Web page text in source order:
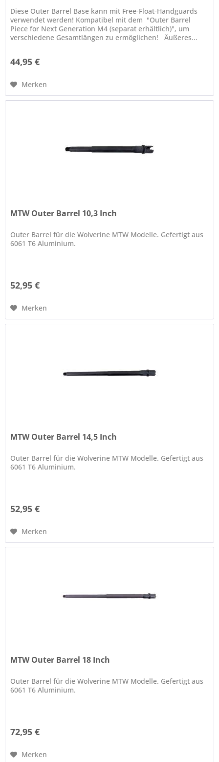
Diese Outer Barrel Base kann mit Free-Float-Handguards
verwendet werden! Kompatibel mit dem "Outer Barrel
Piece for Next Generation M4 (separat erhältlich)", um
verschiedene Gesamtlängen zu ermöglichen! Äußeres...
44,95 €
Merken
MTW Outer Barrel 10,3 Inch
Outer Barrel für die Wolverine MTW Modelle. Gefertigt aus
6061 T6 Aluminium.
52,95 €
Merken
MTW Outer Barrel 14,5 Inch
Outer Barrel für die Wolverine MTW Modelle. Gefertigt aus
6061 T6 Aluminium.
52,95 €
Merken
MTW Outer Barrel 18 Inch
Outer Barrel für die Wolverine MTW Modelle. Gefertigt aus
6061 T6 Aluminium.
72,95 €
Merken